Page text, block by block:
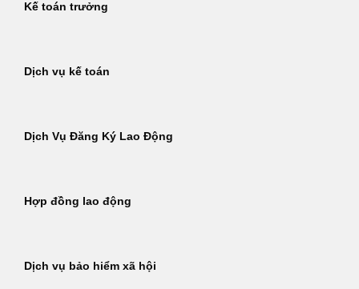
Kế toán trưởng
Dịch vụ kế toán
Dịch Vụ Đăng Ký Lao Động
Hợp đồng lao động
Dịch vụ bảo hiểm xã hội